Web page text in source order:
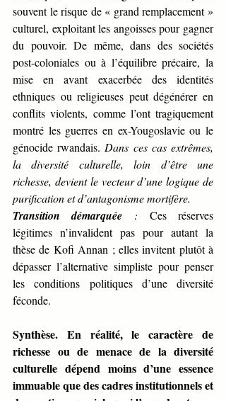
souvent le risque de « grand remplacement »
culturel, exploitant les angoisses pour gagner
du pouvoir. De même, dans des sociétés
post-coloniales ou à l’équilibre précaire, la
mise en avant exacerbée des identités
ethniques ou religieuses peut dégénérer en
conflits violents, comme l’ont tragiquement
montré les guerres en ex-Yougoslavie ou le
génocide rwandais. Dans ces cas extrêmes,
la diversité culturelle, loin d’être une
richesse, devient le vecteur d’une logique de
purification et d’antagonisme mortifère.
Transition démarquée : Ces réserves
légitimes n’invalident pas pour autant la
thèse de Kofi Annan ; elles invitent plutôt à
dépasser l’alternative simpliste pour penser
les conditions politiques d’une diversité
féconde.
Synthèse. En réalité, le caractère de
richesse ou de menace de la diversité
culturelle dépend moins d’une essence
immuable que des cadres institutionnels et